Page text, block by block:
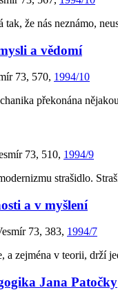
tak, že nás neznámo,
a vědomí
73, 570, 1994/10
překonána
73, 510, 1994/9
strašidlo.
a v myšlení
73, 383, 1994/7
a zejména v teorii, drží
Jana Patočky